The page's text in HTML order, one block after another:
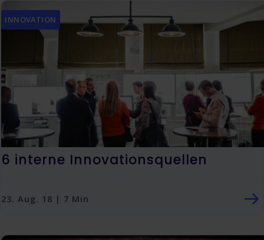
INNOVATION
6 interne Innovationsquellen
23. Aug. 18 | 7 Min